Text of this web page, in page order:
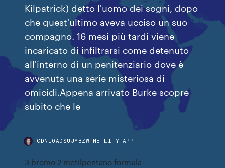
Kilpatrick) detto l'uomo dei sogni, dopo
che quest'ultimo aveva ucciso un suo
compagno. 16 mesi più tardi viene
incaricato di infiltrarsi come detenuto
all'interno di un penitenziario dove è
avvenuta una serie misteriosa di
omicidi.Appena arrivato Burke scopre
subito che le
CDNLOADSUJYBZW.NETLIFY.APP
3 bromo 2 metilpentano formula